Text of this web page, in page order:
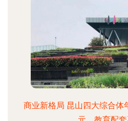
商业新格局 昆山四大综合体